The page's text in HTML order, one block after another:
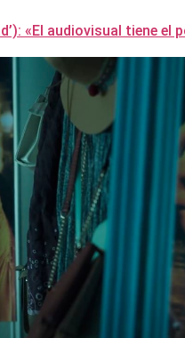
«El audiovisual tiene el